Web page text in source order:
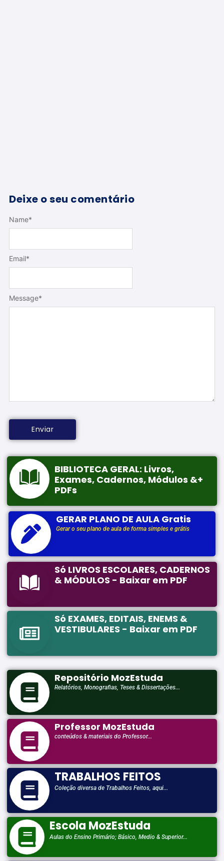
Deixe o seu comentário
Message*
Name*
Email*
BIBLIOTECA GERAL: Livros,
Exames, Cadernos, Módulos &+
PDFs
GERAR PLANO DE AULA Gratis
Gerar o seu plano de aula de forma simples e grátis
Só LIVROS ESCOLARES, CADERNOS
& MÓDULOS - Baixar em PDF
Só EXAMES, EDITAIS, ENEMS &
VESTIBULARES - Baixar em PDF
Repositório MozEstuda
Relatórios, Monografias, Teses & Dissertações...
Professor MozEstuda
conteúdos & materiais do Professor...
TRABALHOS FEITOS
Coleção diversa de Trabalhos Feitos, aqui...
Escola MozEstuda
Aulas do Ensino Primário; Básico, Medio & Superior...